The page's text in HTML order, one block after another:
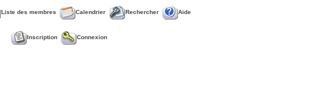
Liste des membres Calendrier Rechercher Aide
Inscription Connexion